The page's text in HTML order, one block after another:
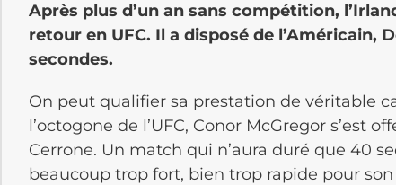
Après plus d’un an sans compétition,
retour en UFC. Il a disposé de l’Américain,
secondes.
On peut qualifier sa prestation de véritable
l’octogone de l’UFC, Conor McGregor s’est
Cerrone. Un match qui n’aura duré que 40
beaucoup trop fort, bien trop rapide pour